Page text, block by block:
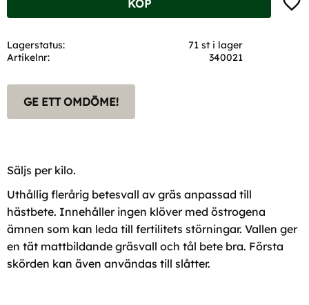
KÖP
Lagerstatus
71 st i lager
Artikelnr
340021
GE ETT OMDÖME!
Säljs per kilo.
Uthållig flerårig betesvall av gräs anpassad till
hästbete. Innehåller ingen klöver med östrogena
ämnen som kan leda till fertilitets störningar. Vallen ger
en tät mattbildande gräsvall och tål bete bra. Första
skörden kan även användas till slåtter.